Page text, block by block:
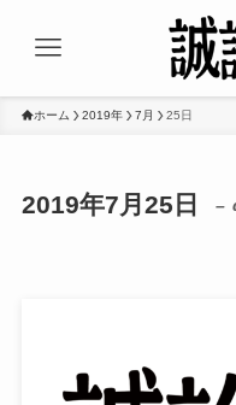
ホーム 2019年 7月 25日
2019年7月25日 –